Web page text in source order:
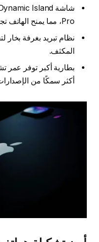
Pro، مما يمنح الهاتف تجربة عرض أفضل.
نظام تبريد بغرفة بخار
المكثف.
بطارية أكبر توفر عمر
أكثر سمكًا من